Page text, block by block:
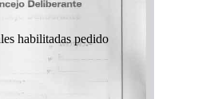
habilitadas pedido